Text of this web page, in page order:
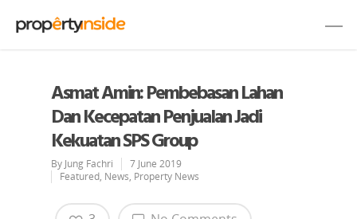
Asmat Amin: Pembebasan Lahan
Dan Kecepatan Penjualan Jadi
Kekuatan SPS Group
By Jung Fachri
7 June 2019
Featured, News, Property News